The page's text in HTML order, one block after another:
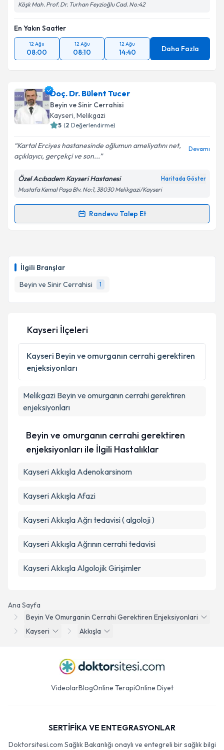
İlgili Branşlar
Beyin ve Sinir Cerrahisi
1
Köşk Mah. Prof. Dr. Turhan Feyzioğlu Cad. No:42
En Yakın Saatler
12 Ağu
08:00
12 Ağu
08:10
12 Ağu
14:40 Daha Fazla
Doç. Dr. Bülent Tucer
Beyin ve Sinir Cerrahisi
Kayseri, Melikgazi
5 (2 Değerlendirme)
Kartal Erciyes hastanesinde oğlumun ameliyatını net,
açıklayıcı, gerçekçi ve son...
Devamı
Özel Acıbadem Kayseri Hastanesi Haritada Göster
Mustafa Kemal Paşa Blv. No:1, 38030 Melikgazi/Kayseri
Randevu Talep Et
Randevu Takvimi Talebi
takvim hazırlandığında e-posta ile bilgilendireceğiz.
Kişisel verilerimin işlenmesine ilişkinAydınlatma
Metni
'ni okudum ve kişisel verilerimin belirtilen
kapsamda işlenmesini kabul ediyorum.
Takvim Talebini Gönder
Ana Sayfa
Beyin Ve Omurganin Cerrahi Gerektiren Enjeksiyonlari
Kayseri
Akkışla
Kayseri İlçeleri
Kayseri Beyin ve omurganın cerrahi gerektiren
enjeksiyonları
Melikgazi Beyin ve omurganın cerrahi gerektiren
enjeksiyonları
Beyin ve omurganın cerrahi gerektiren
enjeksiyonları ile İlgili Hastalıklar
Kayseri Akkışla Adenokarsinom
Kayseri Akkışla Afazi
Kayseri Akkışla Ağrı tedavisi ( algoloji )
Kayseri Akkışla Ağrının cerrahi tedavisi
Kayseri Akkışla Algolojik Girişimler
VideolarBlogOnline TerapiOnline Diyet
SERTİFİKA VE ENTEGRASYONLAR
Doktorsitesi.com Sağlık Bakanlığı onaylı ve entegreli bir sağlık bilgi